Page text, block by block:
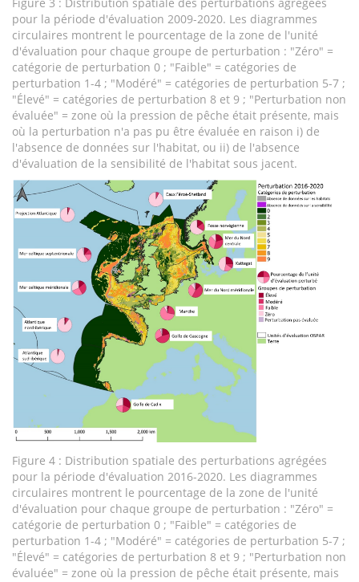
Figure 3 : Distribution spatiale des perturbations agrégées
pour la période d'évaluation 2009-2020. Les diagrammes
circulaires montrent le pourcentage de la zone de l'unité
d'évaluation pour chaque groupe de perturbation : "Zéro" =
catégorie de perturbation 0 ; "Faible" = catégories de
perturbation 1-4 ; "Modéré" = catégories de perturbation 5-7 ;
"Élevé" = catégories de perturbation 8 et 9 ; "Perturbation non
évaluée" = zone où la pression de pêche était présente, mais
où la perturbation n'a pas pu être évaluée en raison i) de
l'absence de données sur l'habitat, ou ii) de l'absence
d'évaluation de la sensibilité de l'habitat sous jacent.
Figure 4 : Distribution spatiale des perturbations agrégées
pour la période d'évaluation 2016-2020. Les diagrammes
circulaires montrent le pourcentage de la zone de l'unité
d'évaluation pour chaque groupe de perturbation : "Zéro" =
catégorie de perturbation 0 ; "Faible" = catégories de
perturbation 1-4 ; "Modéré" = catégories de perturbation 5-7 ;
"Élevé" = catégories de perturbation 8 et 9 ; "Perturbation non
évaluée" = zone où la pression de pêche était présente, mais